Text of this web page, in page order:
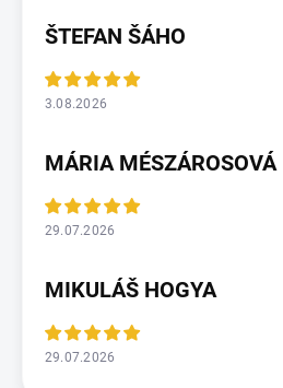
ŠTEFAN ŠÁHO
3.08.2026
MÁRIA MÉSZÁROSOVÁ
29.07.2026
MIKULÁŠ HOGYA
29.07.2026